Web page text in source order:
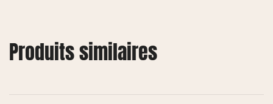
Produits similaires